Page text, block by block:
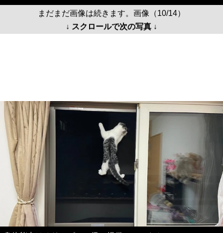
まだまだ画像は続きます。画像（10/14）
↓ スクロールで次の写真 ↓